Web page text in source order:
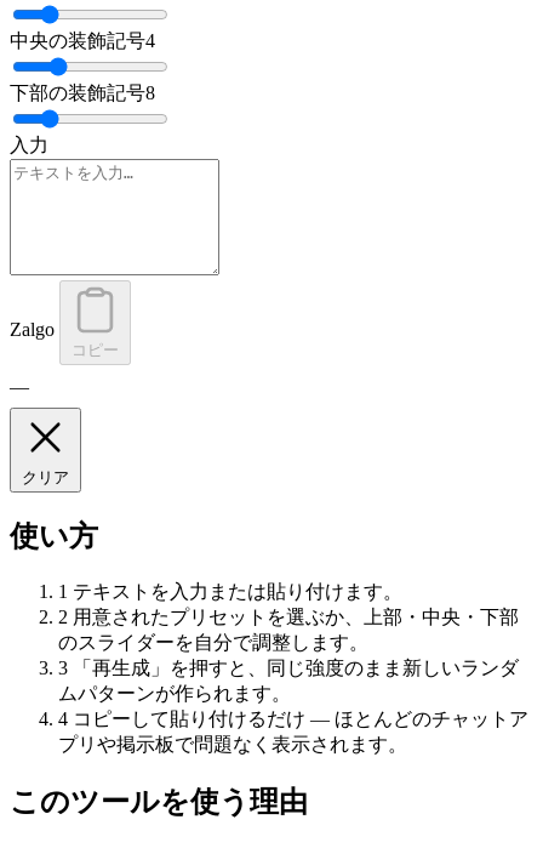
中央の装飾記号4
下部の装飾記号8
入力
Zalgo
コピー
—
クリア
使い方
1 テキストを入力または貼り付けます。
2 用意されたプリセットを選ぶか、上部・中央・下部
のスライダーを自分で調整します。
3
「再生成」を押すと、同じ強度のまま新しいランダ
ムパターンが作られます。
4 コピーして貼り付けるだけ — ほとんどのチャットア
プリや掲示板で問題なく表示されます。
このツールを使う理由